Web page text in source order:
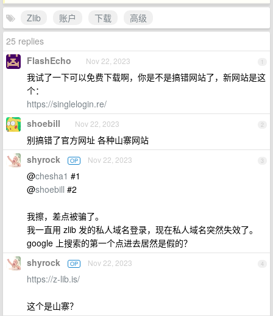
Zlib
账户 下载
高级
25 replies
1
FlashEcho Nov 22, 2023
我试了一下可以免费下载啊，你是不是搞错网站了，新网站是这
个：
https://singlelogin.re/
2
shoebill Nov 22, 2023
别搞错了官方网址 各种山寨网站
3
shyrock OP Nov 22, 2023
@chesha1 #1
@shoebill #2
我擦，差点被骗了。
我一直用 zlib 发的私人域名登录，现在私人域名突然失效了。
google 上搜索的第一个点进去居然是假的？
4
shyrock OP Nov 22, 2023
https://z-lib.is/
这个是山寨？